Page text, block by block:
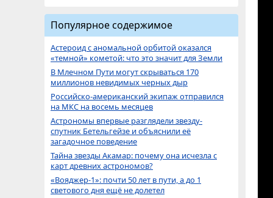
Популярное содержимое
Астероид с аномальной орбитой оказался
«темной» кометой: что это значит для Земли
В Млечном Пути могут скрываться 170
миллионов невидимых черных дыр
Российско-американский экипаж отправился
на МКС на восемь месяцев
Астрономы впервые разглядели звезду-
спутник Бетельгейзе и объяснили её
загадочное поведение
Тайна звезды Акамар: почему она исчезла с
карт древних астрономов?
«Вояджер-1»: почти 50 лет в пути, а до 1
светового дня ещё не долетел